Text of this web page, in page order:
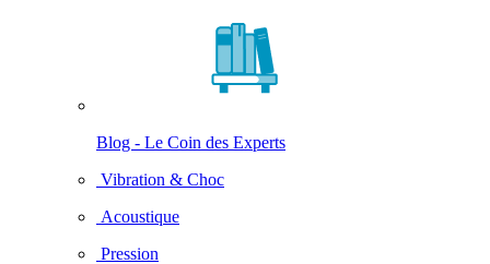
Blog - Le Coin des Experts
Vibration & Choc
Acoustique
Pression